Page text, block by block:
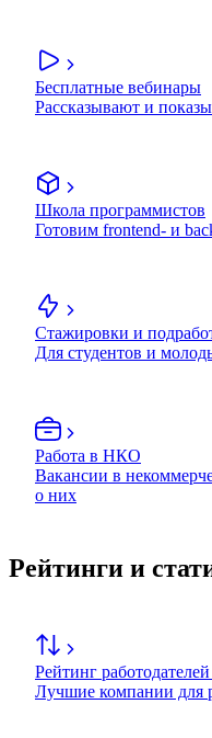
Бесплатные вебинары
Рассказывают и
Школа программистов
Готовим frontend- и
Стажировки и
Для студентов и
Работа в НКО
Вакансии в
о них
Рейтинги и
Рейтинг
Лучшие компании для